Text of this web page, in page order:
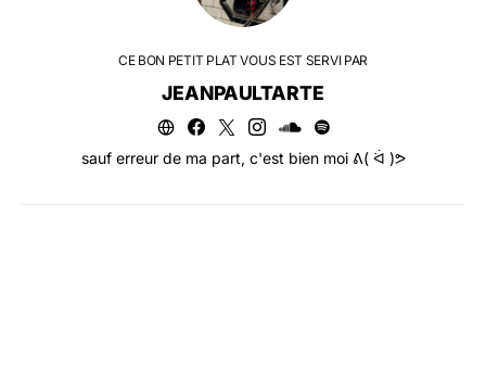
CE BON PETIT PLAT VOUS EST SERVI PAR
JEANPAULTARTE
sauf erreur de ma part, c'est bien moi ᕕ( ᐛ )ᕗ